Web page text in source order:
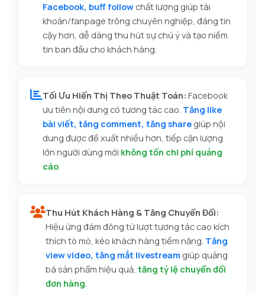
Facebook, buff follow chất lượng giúp tài
khoản/fanpage trông chuyên nghiệp, đáng tin
cậy hơn, dễ dàng thu hút sự chú ý và tạo niềm
tin ban đầu cho khách hàng.
Tối Ưu Hiển Thị Theo Thuật Toán: Facebook
ưu tiên nội dung có tương tác cao. Tăng like
bài viết, tăng comment, tăng share giúp nội
dung được đề xuất nhiều hơn, tiếp cận lượng
lớn người dùng mới không tốn chi phí quảng
cáo.
Thu Hút Khách Hàng & Tăng Chuyển Đổi:
Hiệu ứng đám đông từ lượt tương tác cao kích
thích tò mò, kéo khách hàng tiềm năng. Tăng
view video, tăng mắt livestream giúp quảng
bá sản phẩm hiệu quả, tăng tỷ lệ chuyển đổi
đơn hàng.